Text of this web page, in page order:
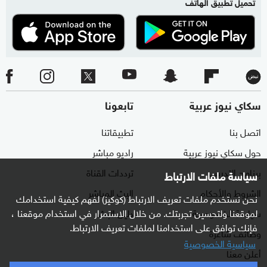
سياسة ملفات الارتباط
نحن نستخدم ملفات تعريف الارتباط (كوكيز) لفهم كيفية استخدامك
لموقعنا ولتحسين تجربتك. من خلال الاستمرار في استخدام موقعنا ،
فإنك توافق على استخدامنا لملفات تعريف الارتباط.
سياسية الخصوصية
سكاي نيوز عربية
اتصل بنا
حول سكاي نيوز عربية
برنامج التدريب
الشروط والأحكام
سياسة الخصوصية
وظائف شاغرة
أعلن معنا
تابعونا
تطبيقاتنا
راديو مباشر
ترددات القناة
البث المباشر
دليل البث